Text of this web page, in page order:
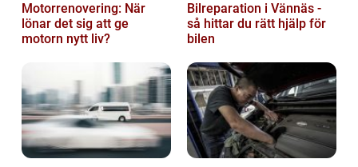
Motorrenovering: När
lönar det sig att ge
motorn nytt liv?
Bilreparation i Vännäs -
så hittar du rätt hjälp för
bilen